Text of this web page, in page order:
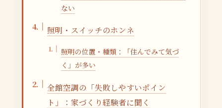
ない
照明・スイッチのホンネ
照明の位置・種類：「住んでみて気づ
く」が多い
全館空調の「失敗しやすいポイン
ト」：家づくり経験者に聞く